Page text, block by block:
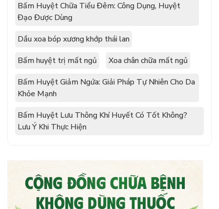
Bấm Huyệt Chữa Tiểu Đêm: Công Dụng, Huyệt
Đạo Được Dùng
Dầu xoa bóp xương khớp thái lan
Bấm huyệt trị mất ngủ
Xoa chân chữa mất ngủ
Bấm Huyệt Giảm Ngứa: Giải Pháp Tự Nhiên Cho Da
Khỏe Mạnh
Bấm Huyệt Lưu Thông Khí Huyết Có Tốt Không?
Lưu Ý Khi Thực Hiện